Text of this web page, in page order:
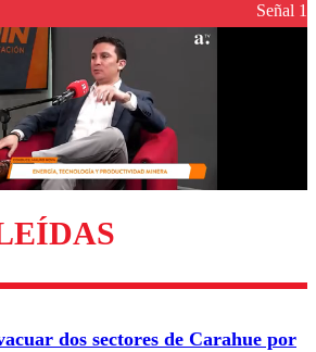
son moderados para garantizar un
diálogo respetuoso.
Enviar comentario
Señal 1
dos sectores de Carahue por